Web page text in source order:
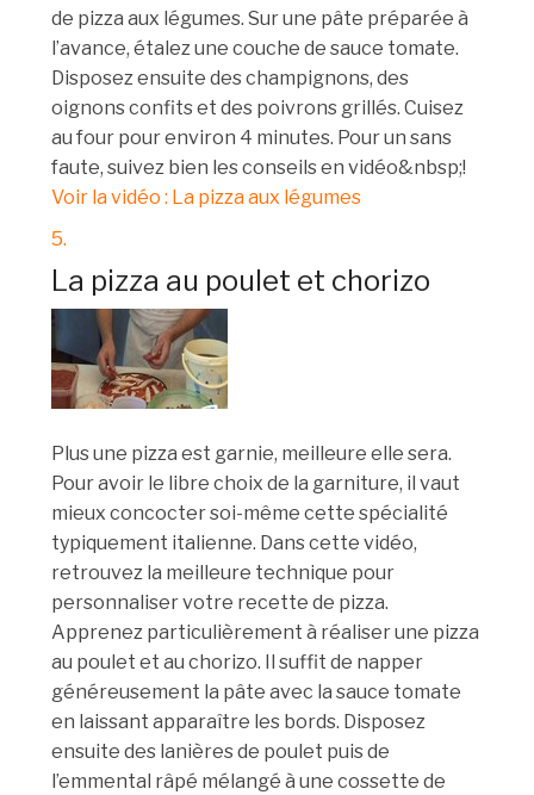
de pizza aux légumes. Sur une pâte préparée à
l’avance, étalez une couche de sauce tomate.
Disposez ensuite des champignons, des
oignons confits et des poivrons grillés. Cuisez
au four pour environ 4 minutes. Pour un sans
faute, suivez bien les conseils en vidéo&nbsp;!
Voir la vidéo : La pizza aux légumes
5.
La pizza au poulet et chorizo
Plus une pizza est garnie, meilleure elle sera.
Pour avoir le libre choix de la garniture, il vaut
mieux concocter soi-même cette spécialité
typiquement italienne. Dans cette vidéo,
retrouvez la meilleure technique pour
personnaliser votre recette de pizza.
Apprenez particulièrement à réaliser une pizza
au poulet et au chorizo. Il suffit de napper
généreusement la pâte avec la sauce tomate
en laissant apparaître les bords. Disposez
ensuite des lanières de poulet puis de
l’emmental râpé mélangé à une cossette de